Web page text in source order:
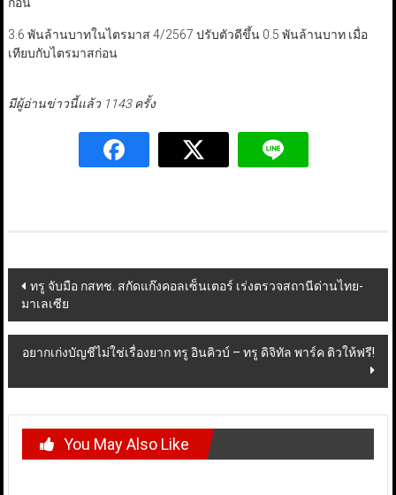
ก่อน
3.6 พันล้านบาทในไตรมาส 4/2567 ปรับตัวดีขึ้น 0.5 พันล้านบาท เมื่อ
เทียบกับไตรมาสก่อน
มีผู้อ่านข่าวนี้แล้ว 1143 ครั้ง
Post
navigation
ทรู จับมือ กสทช. สกัดแก๊งคอลเซ็นเตอร์ เร่งตรวจสถานีด่านไทย-
มาเลเซีย
อยากเก่งบัญชีไม่ใช่เรื่องยาก ทรู อินคิวบ์ – ทรู ดิจิทัล พาร์ค ติวให้ฟรี!
You May Also Like